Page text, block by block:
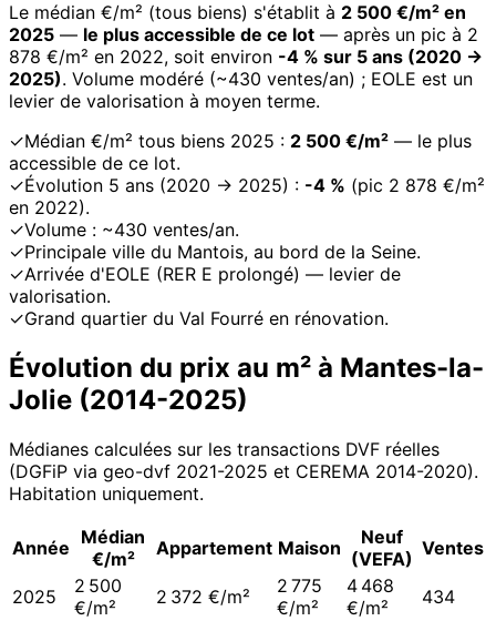
Le médian €/m² (tous biens) s'établit à 2 500 €/m² en
2025 — le plus accessible de ce lot — après un pic à 2
878 €/m² en 2022, soit environ -4 % sur 5 ans (2020 →
2025). Volume modéré (~430 ventes/an) ; EOLE est un
levier de valorisation à moyen terme.
✓Médian €/m² tous biens 2025 : 2 500 €/m² — le plus
accessible de ce lot.
✓Évolution 5 ans (2020 → 2025) : -4 % (pic 2 878 €/m²
en 2022).
✓Volume : ~430 ventes/an.
✓Principale ville du Mantois, au bord de la Seine.
✓Arrivée d'EOLE (RER E prolongé) — levier de
valorisation.
✓Grand quartier du Val Fourré en rénovation.
Évolution du prix au m² à Mantes-la-
Jolie (2014-2025)
Médianes calculées sur les transactions DVF réelles
(DGFiP via geo-dvf 2021-2025 et CEREMA 2014-2020).
Habitation uniquement.
Année Médian
€/m²
Appartement Maison
Neuf
(VEFA) Ventes
2025
2 500
€/m²
2 372 €/m²
2 775
€/m²
4 468
€/m²
434